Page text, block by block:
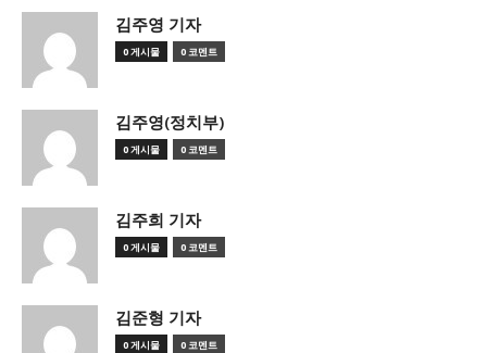
김주영 기자
0 게시물 0 코멘트
김주영(정치부)
0 게시물 0 코멘트
김주희 기자
0 게시물 0 코멘트
김준형 기자
0 게시물 0 코멘트